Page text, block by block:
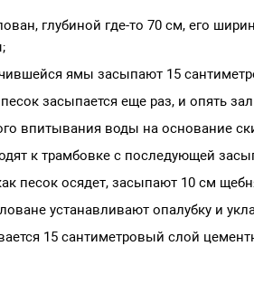
глубиной где-то 70 см, его
ямы засыпают 15
засыпается еще раз, и опять
впитывания воды на основание
к трамбовке с последующей
песок осядет, засыпают 10 см
устанавливают опалубку и
15 сантиметровый слой